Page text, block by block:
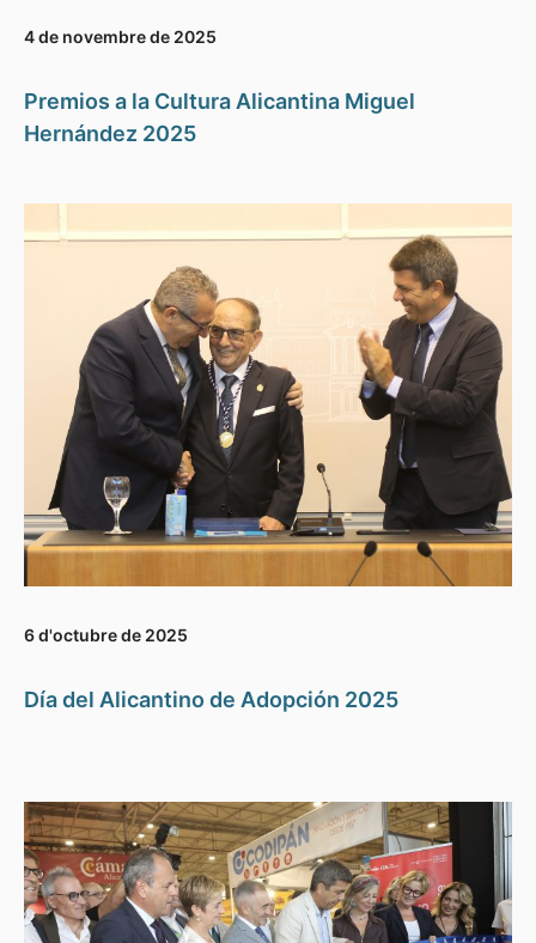
4 de novembre de 2025
Premios a la Cultura Alicantina Miguel
Hernández 2025
6 d'octubre de 2025
Día del Alicantino de Adopción 2025